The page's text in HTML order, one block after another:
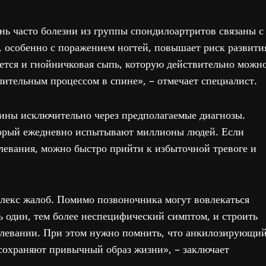
болезни из группы спондилоартритов связаны с
с поражением ногтей, повышает риск
и гнойничковая сыпь, которую действительно
процессом в спине», – отмечает специалист.
исключительно через предполагаемые диагнозы.
ежедневно испытывают миллионы людей. Если
можно быстро прийти к избыточной тревоге и
жалоб. Помимо позвоночника могут вовлекаться
один, тем более неспецифический симптом, и строить
При этом нужно помнить, что
привычный образ жизни», – заключает